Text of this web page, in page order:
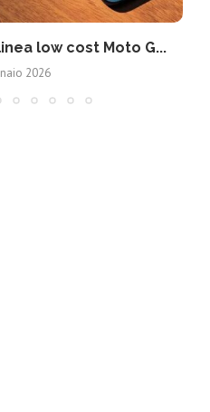
low cost Moto G...
2026